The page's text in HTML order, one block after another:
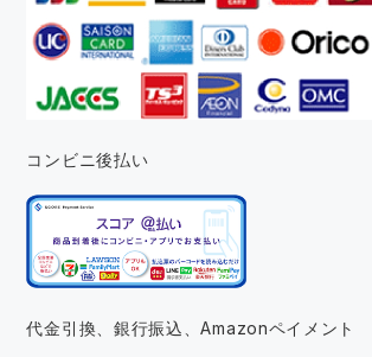
コンビニ後払い
代金引換、銀行振込、Amazonペイメント